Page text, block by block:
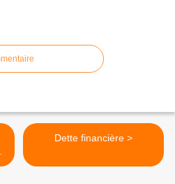
Dette financière >